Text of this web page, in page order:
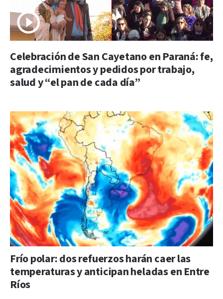
Celebración de San Cayetano en Paraná: fe,
agradecimientos y pedidos por trabajo,
salud y “el pan de cada día”
Frío polar: dos refuerzos harán caer las
temperaturas y anticipan heladas en Entre
Ríos